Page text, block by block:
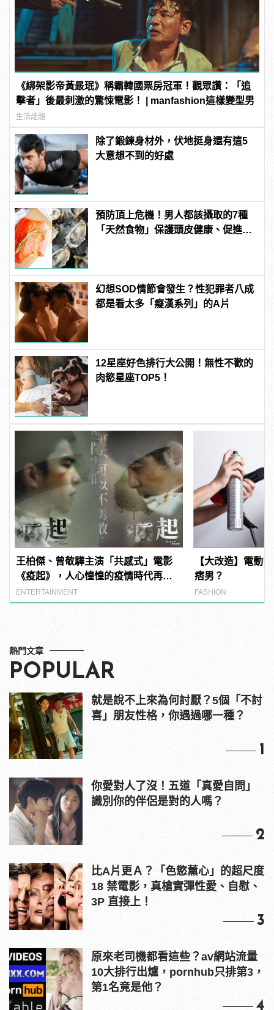
《綁架影帝黃晸珉》稱霸韓國票房冠軍！觀眾讚：「追
擊者」後最刺激的驚悚電影！ | manfashion這樣變型男
生活話題
除了鍛鍊身材外，伏地挺身還有這5
大意想不到的好處
預防頂上危機！男人都該攝取的7種
「天然食物」保護頭皮健康、促進生
幻想SOD情節會發生？性犯罪者八成
都是看太多「癡漢系列」的A片
12星座好色排行大公開！無性不歡的
肉慾星座TOP5！
王柏傑、曾敬驊主演「共感式」電影
《疫起》，人心惶惶的疫情時代再度
上演！
ENTERTAINMENT
【大改造】電動
痞男？
FASHION
熱門文章
POPULAR
就是說不上來為何討厭？5個「不討
喜」朋友性格，你遇過哪一種？
1
你愛對人了沒！五道「真愛自問」
識別你的伴侶是對的人嗎？
2
比A片更Ａ？「色慾薰心」的超尺度
18 禁電影，真槍實彈性愛、自慰、
3P 直接上！
3
原來老司機都看這些？av網站流量
10大排行出爐，pornhub只排第3，
第1名竟是他？
4